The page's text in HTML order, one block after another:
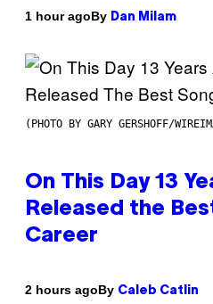
1 hour agoBy Dan Milam
(PHOTO BY GARY GERSHOFF/
On This Day 13
Released the
Career
2 hours agoBy Caleb Catlin